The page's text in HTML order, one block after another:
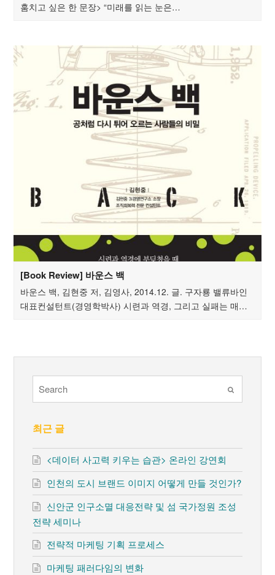
훔치고 싶은 한 문장> “미래를 읽는 눈은…
[Book Review] 바운스 백
바운스 백, 김현중 저, 김영사, 2014.12. 글. 구자룡 밸류바인
대표컨설턴트(경영학박사) 시련과 역경, 그리고 실패는 매…
Submit
최근 글
<데이터 사고력 키우는 습관> 온라인 강연회
인천의 도시 브랜드 이미지 어떻게 만들 것인가?
신안군 인구소멸 대응전략 및 섬 국가정원 조성
전략 세미나
전략적 마케팅 기획 프로세스
마케팅 패러다임의 변화